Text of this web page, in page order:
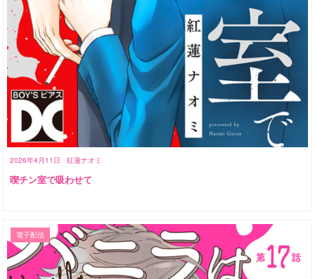
2026年4月11日 紅蓮ナオミ
喫チン室で吸わせて
電子配信